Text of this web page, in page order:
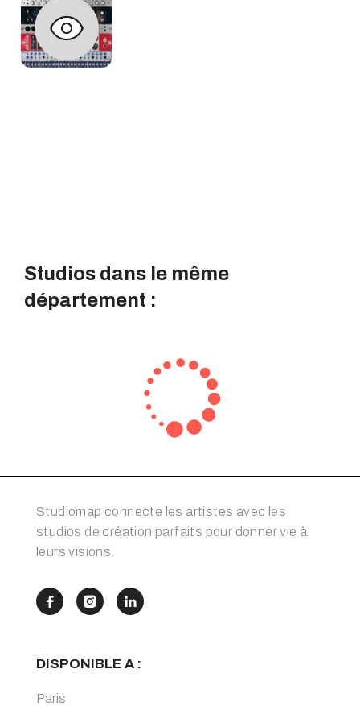
Studios dans le même
département :
Studiomap connecte les artistes avec les
studios de création parfaits pour donner vie à
leurs visions.
  
DISPONIBLE A :
Paris